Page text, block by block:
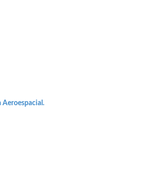
Aeroespacial.